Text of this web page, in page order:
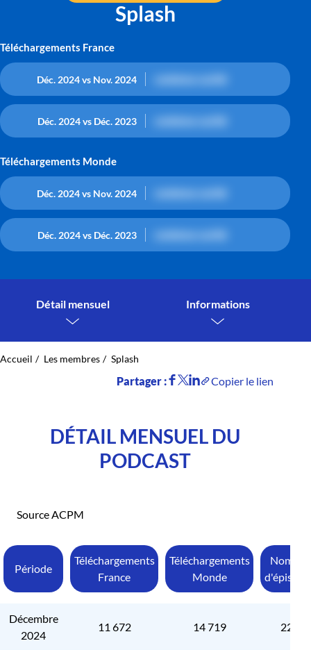
Splash
Téléchargements France
Déc. 2024 vs Nov. 2024
Déc. 2024 vs Déc. 2023
Téléchargements Monde
Déc. 2024 vs Nov. 2024
Déc. 2024 vs Déc. 2023
Détail mensuel Informations
Accueil Les membres Splash
Partager : Copier le lien
DÉTAIL MENSUEL DU
PODCAST
Source ACPM
Période
Téléchargements
France
Téléchargements
Monde
Nombre
Décembre
2024
11 672 14 719 222